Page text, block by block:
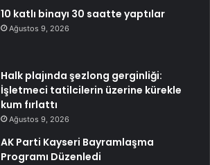
10 katlı binayı 30 saatte yaptılar
Ağustos 9, 2026
Halk plajında şezlong gerginliği:
İşletmeci tatilcilerin üzerine kürekle
kum fırlattı
Ağustos 9, 2026
AK Parti Kayseri Bayramlaşma
Programı Düzenledi